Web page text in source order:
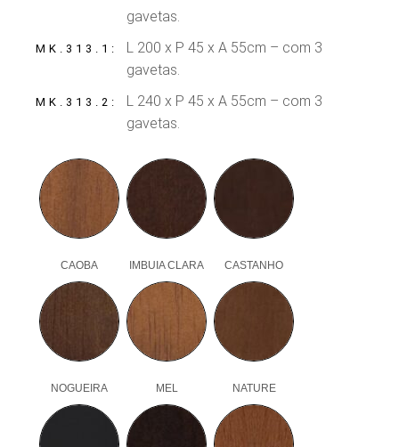
gavetas.
MK.313.1
L 200 x P 45 x A 55cm – com 3
gavetas.
MK.313.2
L 240 x P 45 x A 55cm – com 3
gavetas.
CAOBA IMBUIA CLARA CASTANHO
NOGUEIRA MEL NATURE